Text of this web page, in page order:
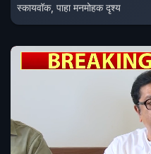
स्कायवॉक, पाहा मनमोहक दृश्य